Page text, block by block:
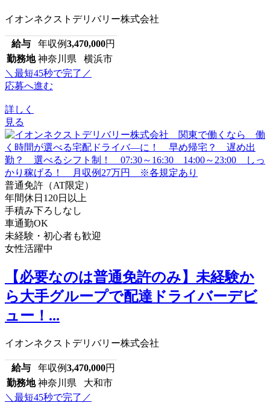
イオンネクストデリバリー株式会社
給与 年収例3,470,000円
勤務地 神奈川県 横浜市
＼最短45秒で完了／
応募へ進む
詳しく
見る
普通免許（AT限定）
年間休日120日以上
手積み下ろしなし
車通勤OK
未経験・初心者も歓迎
女性活躍中
【必要なのは普通免許のみ】未経験か
ら大手グループで配達ドライバーデビ
ュー！...
イオンネクストデリバリー株式会社
給与 年収例3,470,000円
勤務地 神奈川県 大和市
＼最短45秒で完了／